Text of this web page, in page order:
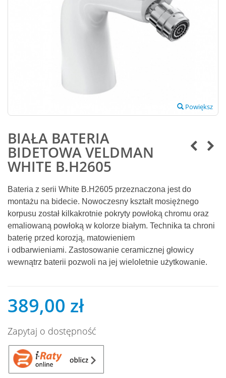
Powiększ
BIAŁA BATERIA
BIDETOWA VELDMAN
WHITE B.H2605
Bateria z serii White B.H2605 przeznaczona jest do
montażu na bidecie. Nowoczesny kształt mosiężnego
korpusu został kilkakrotnie pokryty powłoką chromu oraz
emaliowaną powłoką w kolorze białym. Technika ta chroni
baterię przed korozją, matowieniem
i odbarwieniami. Zastosowanie ceramicznej głowicy
wewnątrz baterii pozwoli na jej wieloletnie użytkowanie.
389,00 zł
Zapytaj o dostępność